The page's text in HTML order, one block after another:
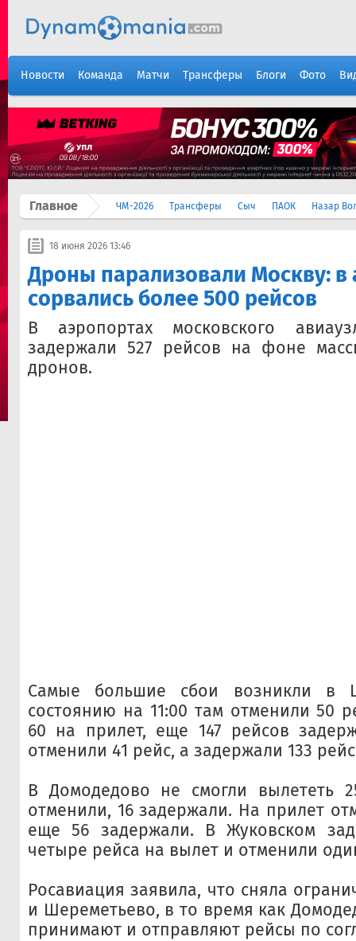
Новости Команда Матчи Трансферы Блоги Фото
Главное ЧМ-2026 Трансферы Сыч ПАОК Назар
18 июня 2026 13:46
Дроны парализовали Москву: в
сорвались более 500 рейсов
В аэропортах московского
задержали 527 рейсов на фоне
дронов.
Самые большие сбои возникли в
состоянию на 11:00 там отменили 50
60 на прилет, еще 147 рейсов
отменили 41 рейс, а задержали 133
В Домодедово не смогли вылететь
отменили, 16 задержали. На прилет
еще 56 задержали. В Жуковском
четыре рейса на вылет и отменили
Росавиация заявила, что сняла
и Шереметьево, в то время как
принимают и отправляют рейсы по